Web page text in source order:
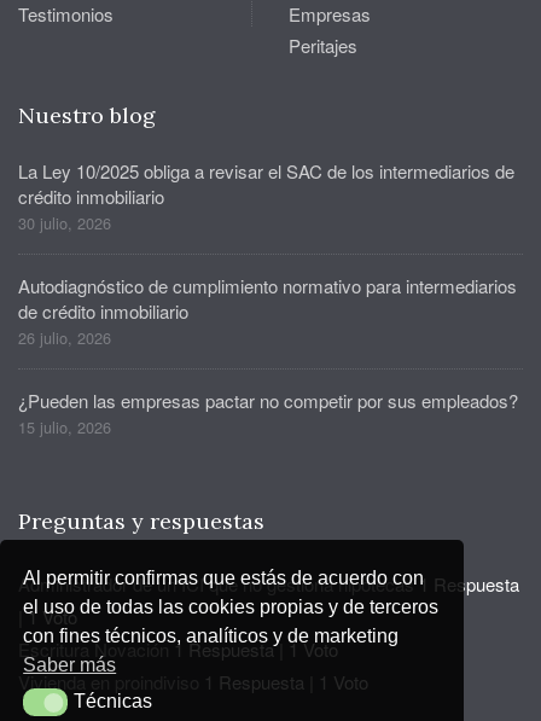
Al permitir confirmas que estás de acuerdo con
el uso de todas las cookies propias y de terceros
con fines técnicos, analíticos y de marketing
Saber más
TécnicasTécnicas
Testimonios
Empresas
Peritajes
Nuestro blog
La Ley 10/2025 obliga a revisar el SAC de los intermediarios de
crédito inmobiliario
30 julio, 2026
Autodiagnóstico de cumplimiento normativo para intermediarios
de crédito inmobiliario
26 julio, 2026
¿Pueden las empresas pactar no competir por sus empleados?
15 julio, 2026
Preguntas y respuestas
Administrador de un ICI que no gestiona hipotecas 1 Respuesta
|1 Voto
Escritura Novación1 Respuesta| 1 Voto
Vivienda en proindiviso
1 Respuesta 1 Voto